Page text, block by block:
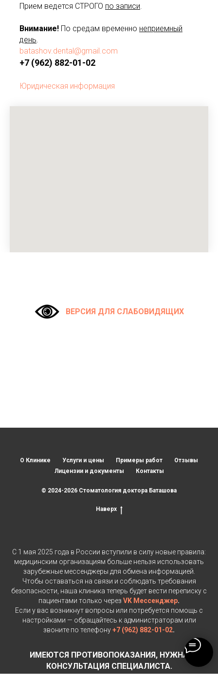
Прием ведется СТРОГО по записи.
Внимание! По средам временно неприемный
день.
batashov.dental@gmail.com
+7 (962) 882-01-02
Юридическая информация
ВЕРСИЯ ДЛЯ СЛАБОВИДЯЩИХ
О Клинике Услуги и цены Примеры работ
Отзывы
Лицензии и документы
Контакты
© 2024-2026 Стоматология доктора Баташова
Наверх
С 1 мая 2025 года в России вступили в силу новые правила:
медицинским организациям больше нельзя использовать
зарубежные мессенджеры для обмена информацией.
Чтобы оставаться на связи и соблюдать требования
безопасности, наша клиника теперь будет вести переписку с
пациентами только через VK Мессенджер.
Если у вас возникнут вопросы или потребуется помощь с
настройками — обращайтесь к администраторам или
звоните по телефону+7 (962) 882-01-02.
ИМЕЮТСЯ ПРОТИВОПОКАЗАНИЯ, НУЖНА
КОНСУЛЬТАЦИЯ СПЕЦИАЛИСТА.
Данный сайт носит исключительно информационный